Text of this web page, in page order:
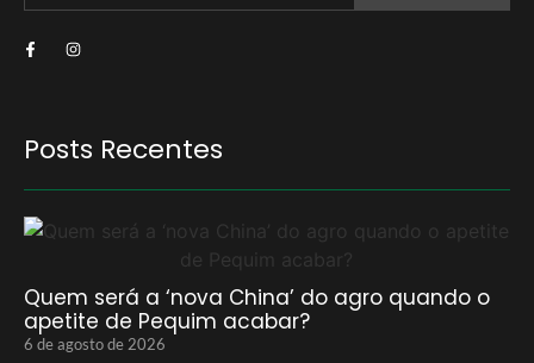
Posts Recentes
Quem será a ‘nova China’ do agro quando o
apetite de Pequim acabar?
6 de agosto de 2026